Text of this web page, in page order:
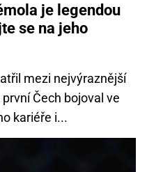
je legendou
se na jeho
mezi nejvýraznější
Čech bojoval ve
kariéře i...